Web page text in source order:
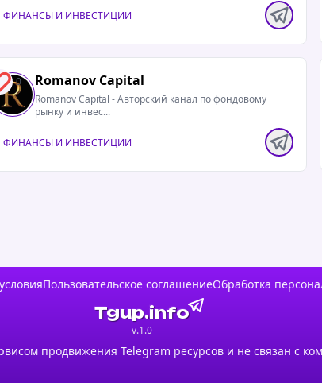
ФИНАНСЫ И ИНВЕСТИЦИИ
0 Romanov Capital
Romanov Capital - Авторский канал по фондовому
рынку и инвес...
ФИНАНСЫ И ИНВЕСТИЦИИ
Пользовательское соглашениеОбработка
Tgup.info
v.1.0
продвижения Telegram ресурсов и не связан с